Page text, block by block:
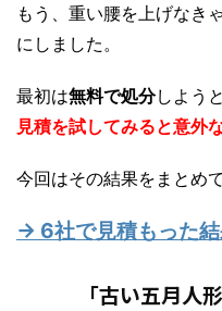
もう、重い腰を上げなき
にしました。
最初は無料で処分しよう
見積を試してみると意外
今回はその結果をまとめ
→ 6社で見積もった結
「古い五月人